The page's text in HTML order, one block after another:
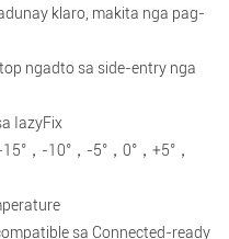
klaro, makita nga pag-
ngadto sa side-entry nga
IazyFix
，-10°，-5°，0°，+5°，
sa Connected-ready